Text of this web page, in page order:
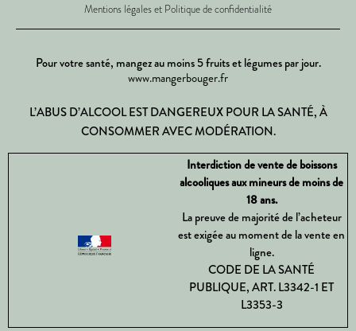
Mentions légales et Politique de confidentialité
Pour votre santé, mangez au moins 5 fruits et légumes par jour.
www.mangerbouger.fr
L’ABUS D’ALCOOL EST DANGEREUX POUR LA SANTÉ, À
CONSOMMER AVEC MODÉRATION.
Interdiction de vente de boissons
alcooliques aux mineurs de moins de
18 ans.
La preuve de majorité de l’acheteur
est exigée au moment de la vente en
ligne.
CODE DE LA SANTÉ
PUBLIQUE, ART. L3342-1 ET
L3353-3